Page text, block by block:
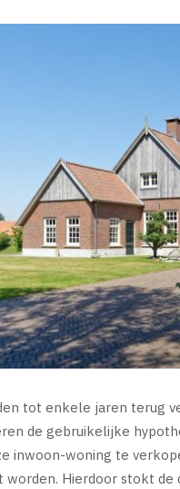
tot enkele jaren terug
de gebruikelijke
inwoon-woning te
Hierdoor stokt